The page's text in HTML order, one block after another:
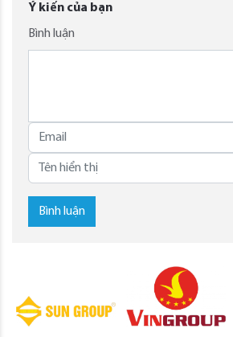
Ý kiến của bạn
Bình luận
Bình luận